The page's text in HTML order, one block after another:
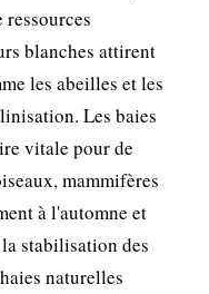
blanches attirent
les abeilles et les
Les baies
vitale pour de
mammifères
à l'automne et
stabilisation des
naturelles